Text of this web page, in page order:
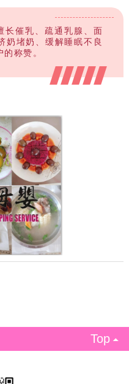
长催乳、疏通乳腺、面
奶堵奶、缓解睡眠不良
称赞。
Top